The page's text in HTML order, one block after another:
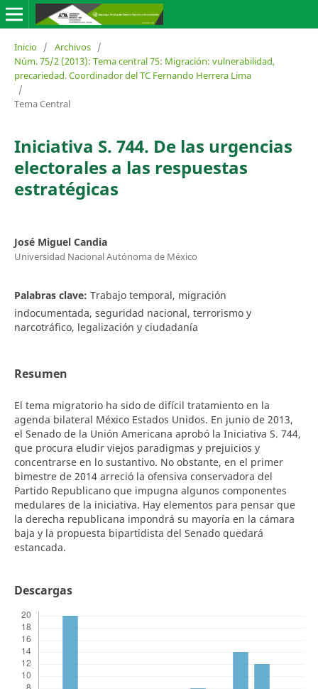
Inicio / Archivos /
Núm. 75/2 (2013): Tema central 75: Migración: vulnerabilidad,
precariedad. Coordinador del TC Fernando Herrera Lima
/
Tema Central
Iniciativa S. 744. De las urgencias
electorales a las respuestas
estratégicas
José Miguel Candia
Universidad Nacional Autónoma de México
Palabras clave: Trabajo temporal, migración
indocumentada, seguridad nacional, terrorismo y
narcotráfico, legalización y ciudadanía
Resumen
El tema migratorio ha sido de difícil tratamiento en la
agenda bilateral México Estados Unidos. En junio de 2013,
el Senado de la Unión Americana aprobó la Iniciativa S. 744,
que procura eludir viejos paradigmas y prejuicios y
concentrarse en lo sustantivo. No obstante, en el primer
bimestre de 2014 arreció la ofensiva conservadora del
Partido Republicano que impugna algunos componentes
medulares de la iniciativa. Hay elementos para pensar que
la derecha republicana impondrá su mayoría en la cámara
baja y la propuesta bipartidista del Senado quedará
estancada.
Descargas